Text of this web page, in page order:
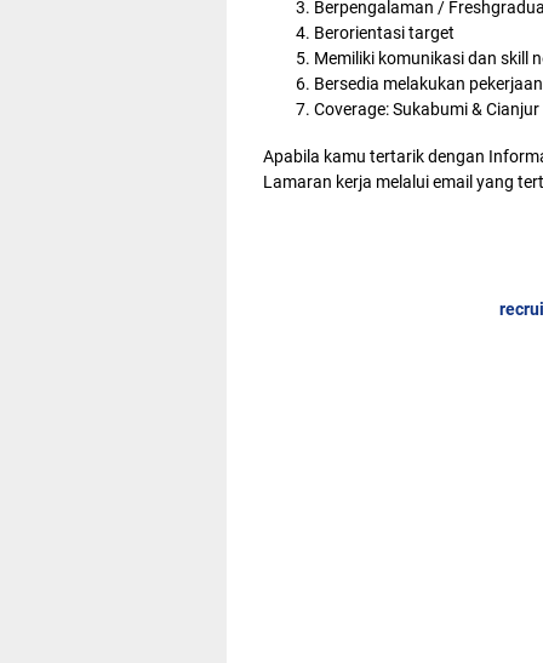
Berpengalaman /
Berorientasi target
Memiliki komunikasi dan skill
Bersedia melakukan
Coverage: Sukabumi & Cianjur
Apabila kamu tertarik dengan
Lamaran kerja melalui email yang